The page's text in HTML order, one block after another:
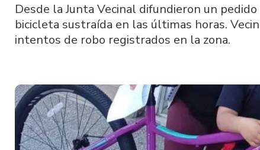
Desde la Junta Vecinal difundieron un
bicicleta sustraída en las últimas horas.
intentos de robo registrados en la zona.